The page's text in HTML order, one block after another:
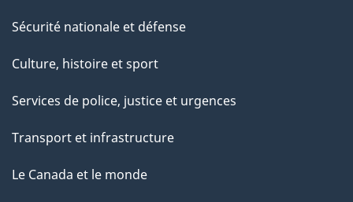
Sécurité nationale et défense
Culture, histoire et sport
Services de police, justice et urgences
Transport et infrastructure
Le Canada et le monde